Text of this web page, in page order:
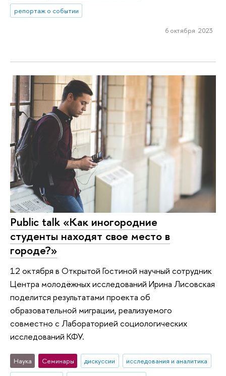
репортаж о событии
6 октября 2023
Public talk «Как иногородние
студенты находят свое место в
городе?»
12 октября в Открытой Гостиной научный сотрудник
Центра молодёжных исследований Ирина Лисовская
поделится результатами проекта об
образовательной миграции, реализуемого
совместно с Лабораторией социологических
исследований КФУ.
Наука Семинары дискуссии
исследования и аналитика